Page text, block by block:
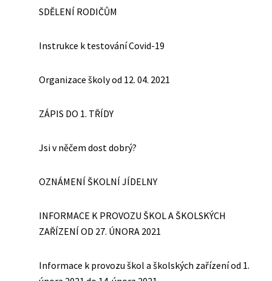
SDĚLENÍ RODIČŮM
Instrukce k testování Covid-19
Organizace školy od 12. 04. 2021
ZÁPIS DO 1. TŘÍDY
Jsi v něčem dost dobrý?
OZNÁMENÍ ŠKOLNÍ JÍDELNY
INFORMACE K PROVOZU ŠKOL A ŠKOLSKÝCH
ZAŘÍZENÍ OD 27. ÚNORA 2021
Informace k provozu škol a školských zařízení od 1.